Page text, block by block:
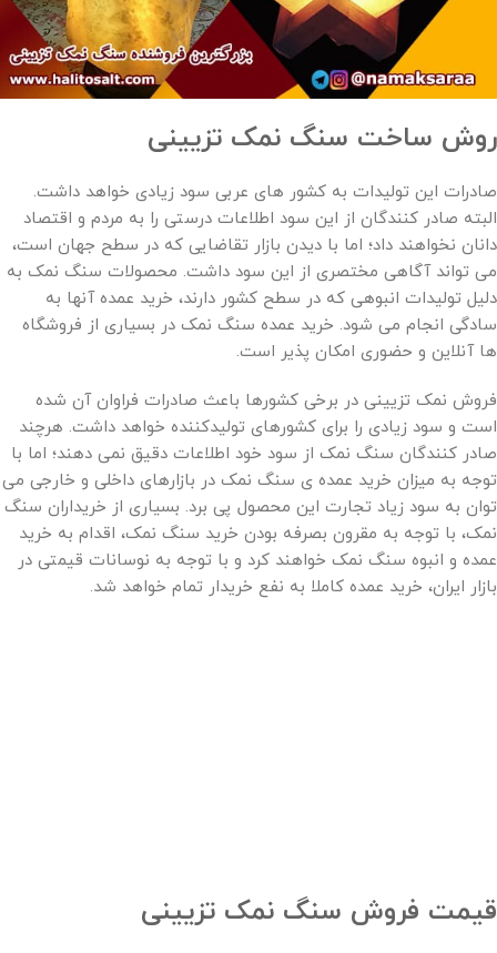
روش ساخت سنگ نمک تزیینی
صادرات این تولیدات به کشور های عربی سود زیادی خواهد داشت.
البته صادر کنندگان از این سود اطلاعات درستی را به مردم و اقتصاد
دانان نخواهند داد؛ اما با دیدن بازار تقاضایی که در سطح جهان است،
می تواند آگاهی مختصری از این سود داشت. محصولات سنگ نمک به
دلیل تولیدات انبوهی که در سطح کشور دارند، خرید عمده آنها به
سادگی انجام می شود. خرید عمده سنگ نمک در بسیاری از فروشگاه
ها آنلاین و حضوری امکان پذیر است.
فروش نمک تزیینی در برخی کشورها باعث صادرات فراوان آن شده
است و سود زیادی را برای کشورهای تولیدکننده خواهد داشت. هرچند
صادر کنندگان سنگ نمک از سود خود اطلاعات دقیق نمی دهند؛ اما با
توجه به میزان خرید عمده ی سنگ نمک در بازارهای داخلی و خارجی می
توان به سود زیاد تجارت این محصول پی برد. بسیاری از خریداران سنگ
نمک، با توجه به مقرون بصرفه بودن خرید سنگ نمک، اقدام به خرید
عمده و انبوه سنگ نمک خواهند کرد و با توجه به نوسانات قیمتی در
بازار ایران، خرید عمده کاملا به نفع خریدار تمام خواهد شد.
قیمت فروش سنگ نمک تزیینی